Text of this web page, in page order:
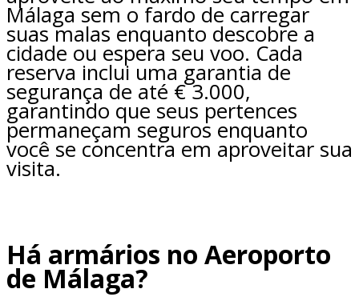
Málaga sem o fardo de carregar
suas malas enquanto descobre a
cidade ou espera seu voo. Cada
reserva inclui uma garantia de
segurança de até € 3.000,
garantindo que seus pertences
permaneçam seguros enquanto
você se concentra em aproveitar sua
visita.
Há armários no Aeroporto
de Málaga?